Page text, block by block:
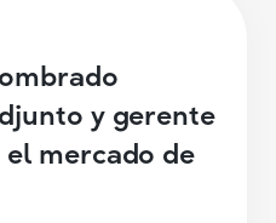
y gerente
mercado de